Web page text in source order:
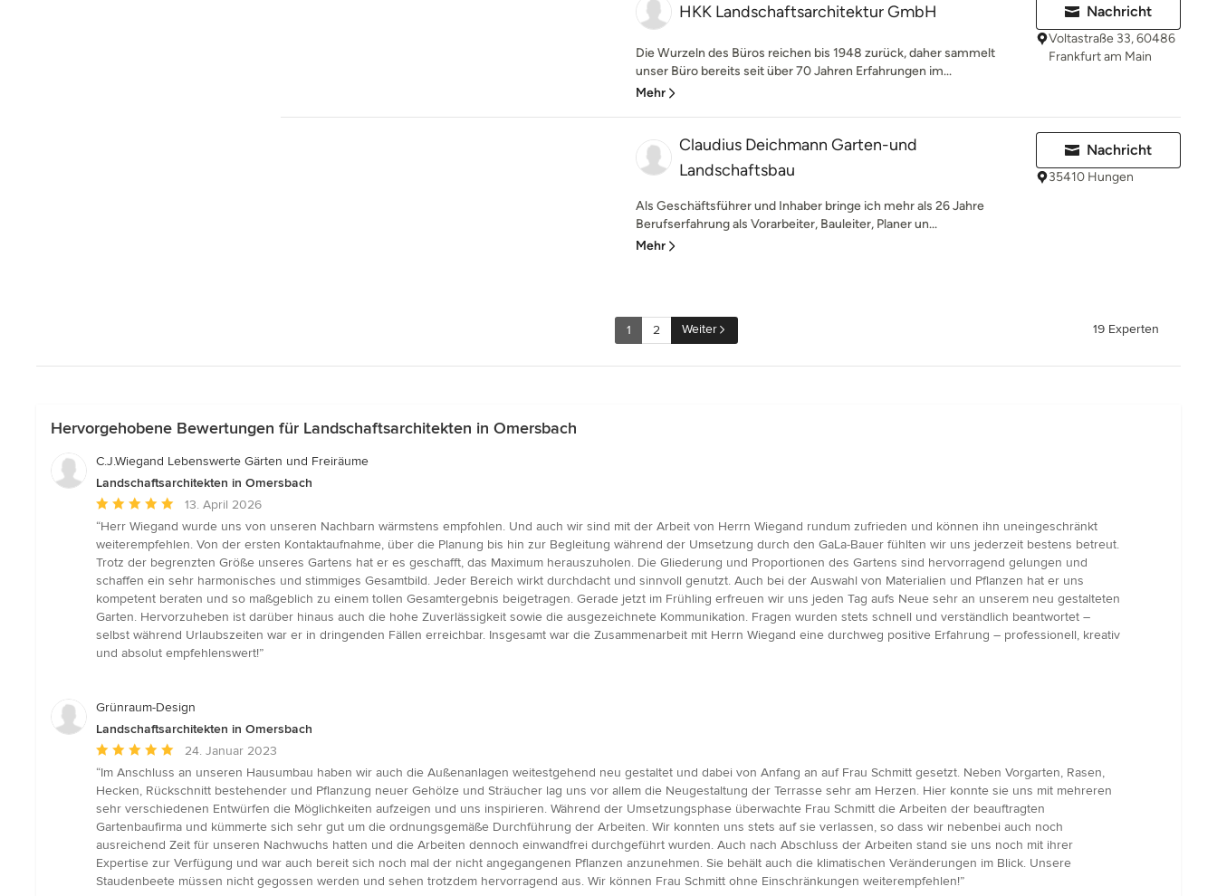
HKK Landschaftsarchitektur GmbH
Die Wurzeln des Büros reichen bis 1948 zurück, daher sammelt
unser Büro bereits seit über 70 Jahren Erfahrungen im...
Mehr
Nachricht
Voltastraße 33, 60486
Frankfurt am Main
Claudius Deichmann Garten-und
Landschaftsbau
Als Geschäftsführer und Inhaber bringe ich mehr als 26 Jahre
Berufserfahrung als Vorarbeiter, Bauleiter, Planer un...
Mehr
Nachricht
35410 Hungen
1 2 Weiter 19 Experten
Hervorgehobene Bewertungen für Landschaftsarchitekten in Omersbach
C.J.Wiegand Lebenswerte Gärten und Freiräume
Landschaftsarchitekten in Omersbach
Durchschnittliche
Bewertung:
5
von
5
Sternen
13. April 2026
“Herr Wiegand wurde uns von unseren Nachbarn wärmstens empfohlen. Und auch wir sind mit der Arbeit von Herrn Wiegand rundum zufrieden und können ihn uneingeschränkt
weiterempfehlen. Von der ersten Kontaktaufnahme, über die Planung bis hin zur Begleitung während der Umsetzung durch den GaLa-Bauer fühlten wir uns jederzeit bestens betreut.
Trotz der begrenzten Größe unseres Gartens hat er es geschafft, das Maximum herauszuholen. Die Gliederung und Proportionen des Gartens sind hervorragend gelungen und
schaffen ein sehr harmonisches und stimmiges Gesamtbild. Jeder Bereich wirkt durchdacht und sinnvoll genutzt. Auch bei der Auswahl von Materialien und Pflanzen hat er uns
kompetent beraten und so maßgeblich zu einem tollen Gesamtergebnis beigetragen. Gerade jetzt im Frühling erfreuen wir uns jeden Tag aufs Neue sehr an unserem neu gestalteten
Garten. Hervorzuheben ist darüber hinaus auch die hohe Zuverlässigkeit sowie die ausgezeichnete Kommunikation. Fragen wurden stets schnell und verständlich beantwortet –
selbst während Urlaubszeiten war er in dringenden Fällen erreichbar. Insgesamt war die Zusammenarbeit mit Herrn Wiegand eine durchweg positive Erfahrung – professionell, kreativ
und absolut empfehlenswert!”
Grünraum-Design
Landschaftsarchitekten in Omersbach
Durchschnittliche
Bewertung:
5
von
5
Sternen
24. Januar 2023
“Im Anschluss an unseren Hausumbau haben wir auch die Außenanlagen weitestgehend neu gestaltet und dabei von Anfang an auf Frau Schmitt gesetzt. Neben Vorgarten, Rasen,
Hecken, Rückschnitt bestehender und Pflanzung neuer Gehölze und Sträucher lag uns vor allem die Neugestaltung der Terrasse sehr am Herzen. Hier konnte sie uns mit mehreren
sehr verschiedenen Entwürfen die Möglichkeiten aufzeigen und uns inspirieren. Während der Umsetzungsphase überwachte Frau Schmitt die Arbeiten der beauftragten
Gartenbaufirma und kümmerte sich sehr gut um die ordnungsgemäße Durchführung der Arbeiten. Wir konnten uns stets auf sie verlassen, so dass wir nebenbei auch noch
ausreichend Zeit für unseren Nachwuchs hatten und die Arbeiten dennoch einwandfrei durchgeführt wurden. Auch nach Abschluss der Arbeiten stand sie uns noch mit ihrer
Expertise zur Verfügung und war auch bereit sich noch mal der nicht angegangenen Pflanzen anzunehmen. Sie behält auch die klimatischen Veränderungen im Blick. Unsere
Staudenbeete müssen nicht gegossen werden und sehen trotzdem hervorragend aus. Wir können Frau Schmitt ohne Einschränkungen weiterempfehlen!”